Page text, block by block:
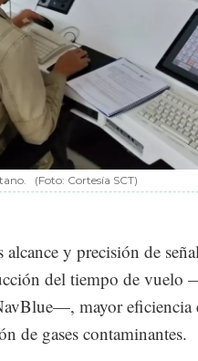
(Foto: Cortesía SCT)
y precisión de
del tiempo de vuelo
mayor eficiencia
de gases contaminantes.